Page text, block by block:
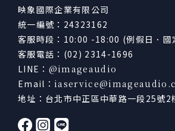
映象國際企業有限公司
統一編號：24323162
客服時段：10:00 -18:00 (例假日．國
客服電話：(02) 2314-1696
LINE： @imageaudio
Email：
地址：台北市中正區中華路一段25號2